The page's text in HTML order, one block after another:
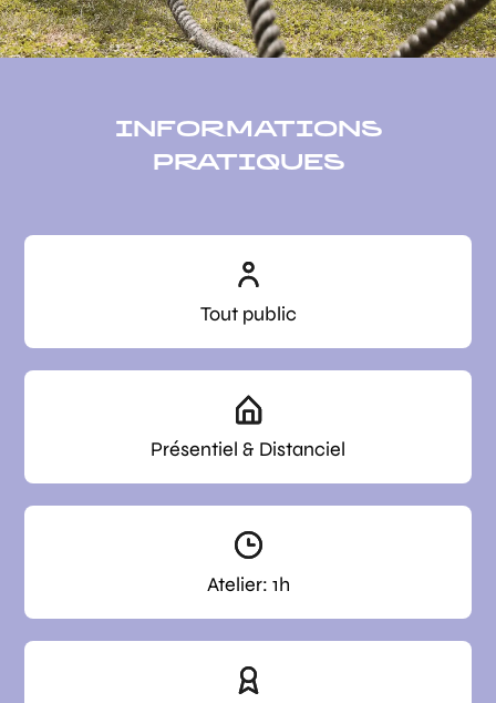
INFORMATIONS
PRATIQUES
Tout public
Présentiel & Distanciel
Atelier: 1h